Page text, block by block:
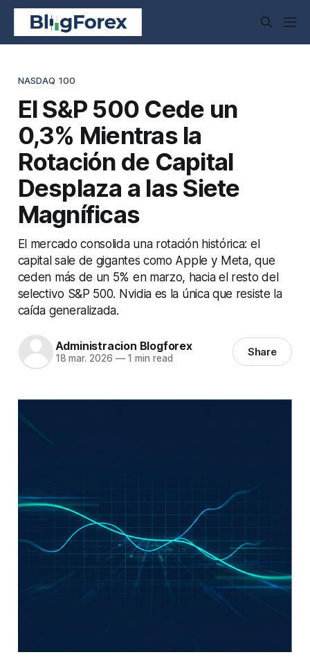
NASDAQ 100
El S&P 500 Cede un
0,3% Mientras la
Rotación de Capital
Desplaza a las Siete
Magníficas
El mercado consolida una rotación histórica: el
capital sale de gigantes como Apple y Meta, que
ceden más de un 5% en marzo, hacia el resto del
selectivo S&P 500. Nvidia es la única que resiste la
caída generalizada.
Administracion Blogforex
18 mar. 2026 —1 min read Share